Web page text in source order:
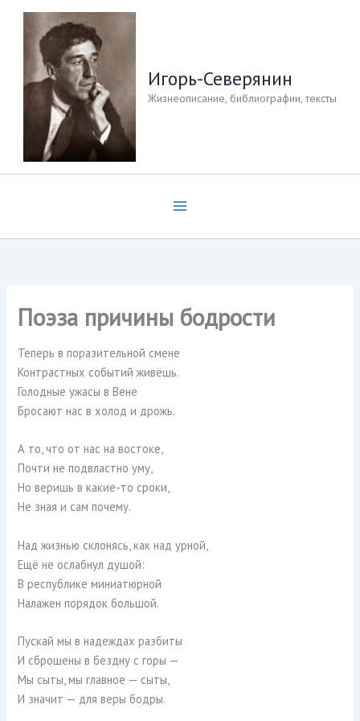
Перейти
содержимому
Игорь-Северянин
Жизнеописание, библиографии, тексты
Поэза причины бодрости
Теперь в поразительной смене
Контрастных событий живёшь.
Голодные ужасы в Вене
Бросают нас в холод и дрожь.
А то, что от нас на востоке,
Почти не подвластно уму,
Но веришь в какие-то сроки,
Не зная и сам почему.
Над жизнью склонясь, как над урной,
Ещё не ослабнул душой:
В республике миниатюрной
Налажен порядок большой.
Пускай мы в надеждах разбиты
И сброшены в бездну с горы —
Мы сыты, мы главное — сыты,
И значит — для веры бодры.